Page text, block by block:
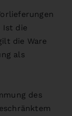
Ist die
die Ware
als
des